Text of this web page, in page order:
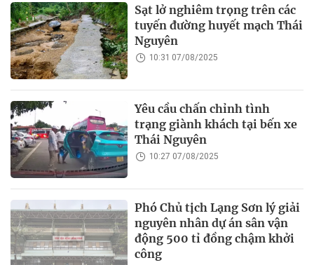
Sạt lở nghiêm trọng trên các
tuyến đường huyết mạch Thái
Nguyên
10:31 07/08/2025
Yêu cầu chấn chỉnh tình
trạng giành khách tại bến xe
Thái Nguyên
10:27 07/08/2025
Phó Chủ tịch Lạng Sơn lý giải
nguyên nhân dự án sân vận
động 500 tỉ đồng chậm khởi
công